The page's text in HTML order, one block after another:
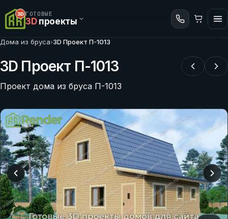
ГОТОВЫЕ
3Dпроекты
Дома из бруса›3D Проект П-1013
3D Проект П-1013
Проект дома из бруса П-1013